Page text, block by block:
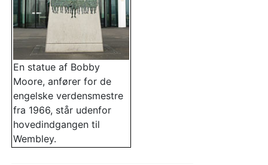
En statue af Bobby
Moore, anfører for de
engelske verdensmestre
fra 1966, står udenfor
hovedindgangen til
Wembley.